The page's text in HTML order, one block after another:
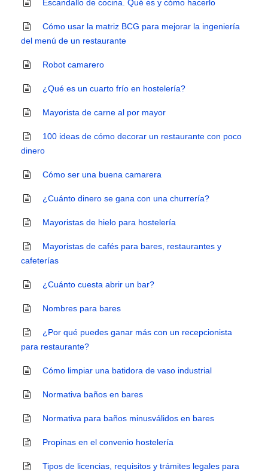
Escandallo de cocina. Qué es y cómo hacerlo
Cómo usar la matriz BCG para mejorar la ingeniería
del menú de un restaurante
Robot camarero
¿Qué es un cuarto frío en hostelería?
Mayorista de carne al por mayor
100 ideas de cómo decorar un restaurante con poco
dinero
Cómo ser una buena camarera
¿Cuánto dinero se gana con una churrería?
Mayoristas de hielo para hostelería
Mayoristas de cafés para bares, restaurantes y
cafeterías
¿Cuánto cuesta abrir un bar?
Nombres para bares
¿Por qué puedes ganar más con un recepcionista
para restaurante?
Cómo limpiar una batidora de vaso industrial
Normativa baños en bares
Normativa para baños minusválidos en bares
Propinas en el convenio hostelería
Tipos de licencias, requisitos y trámites legales para